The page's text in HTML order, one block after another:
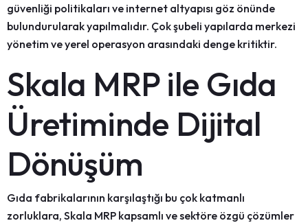
güvenliği politikaları ve internet altyapısı göz önünde
bulundurularak yapılmalıdır. Çok şubeli yapılarda merkezi
yönetim ve yerel operasyon arasındaki denge kritiktir.
Skala MRP ile Gıda
Üretiminde Dijital
Dönüşüm
Gıda fabrikalarının karşılaştığı bu çok katmanlı
zorluklara, Skala MRP kapsamlı ve sektöre özgü çözümler